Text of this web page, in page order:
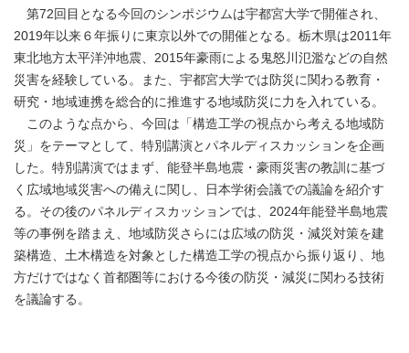
第72回目となる今回のシンポジウムは宇都宮大学で開催され、
2019年以来６年振りに東京以外での開催となる。栃木県は2011年
東北地方太平洋沖地震、2015年豪雨による鬼怒川氾濫などの自然
災害を経験している。また、宇都宮大学では防災に関わる教育・
研究・地域連携を総合的に推進する地域防災に力を入れている。
このような点から、今回は「構造工学の視点から考える地域防
災」をテーマとして、特別講演とパネルディスカッションを企画
した。特別講演ではまず、能登半島地震・豪雨災害の教訓に基づ
く広域地域災害への備えに関し、日本学術会議での議論を紹介す
る。その後のパネルディスカッションでは、2024年能登半島地震
等の事例を踏まえ、地域防災さらには広域の防災・減災対策を建
築構造、土木構造を対象とした構造工学の視点から振り返り、地
方だけではなく首都圏等における今後の防災・減災に関わる技術
を議論する。